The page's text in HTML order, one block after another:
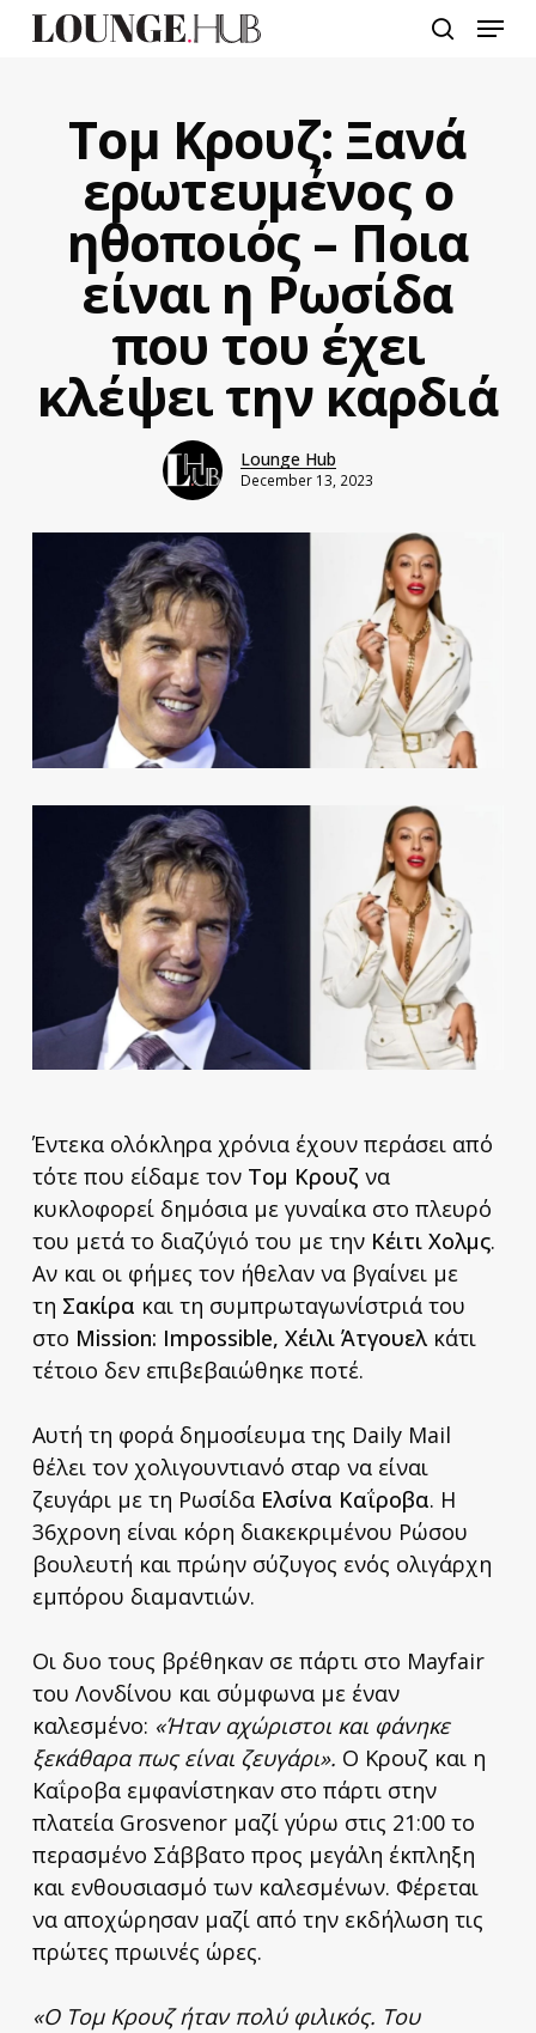
Menu
Τομ Κρουζ: Ξανά
ερωτευμένος ο
ηθοποιός – Ποια
είναι η Ρωσίδα
που του έχει
κλέψει την καρδιά
Lounge Hub
December 13, 2023
Έντεκα ολόκληρα χρόνια έχουν περάσει από
τότε που είδαμε τον Τομ Κρουζ να
κυκλοφορεί δημόσια με γυναίκα στο πλευρό
του μετά το διαζύγιό του με την Κέιτι Χολμς.
Αν και οι φήμες τον ήθελαν να βγαίνει με
τη Σακίρα και τη συμπρωταγωνίστριά του
στο Mission: Impossible, Χέιλι Άτγουελκάτι
τέτοιο δεν επιβεβαιώθηκε ποτέ.
Αυτή τη φορά δημοσίευμα της Daily Mail
θέλει τον χολιγουντιανό σταρ να είναι
ζευγάρι με τη Ρωσίδα Ελσίνα Καΐροβα. Η
36χρονη είναι κόρη διακεκριμένου Ρώσου
βουλευτή και πρώην σύζυγος ενός ολιγάρχη
εμπόρου διαμαντιών.
Οι δυο τους βρέθηκαν σε πάρτι στο Mayfair
του Λονδίνου και σύμφωνα με έναν
καλεσμένο: «Ήταν αχώριστοι και φάνηκε
ξεκάθαρα πως είναι ζευγάρι». Ο Κρουζ και η
Καΐροβα εμφανίστηκαν στο πάρτι στην
πλατεία Grosvenor μαζί γύρω στις 21:00 το
περασμένο Σάββατο προς μεγάλη έκπληξη
και ενθουσιασμό των καλεσμένων. Φέρεται
να αποχώρησαν μαζί από την εκδήλωση τις
πρώτες πρωινές ώρες.
«Ο Τομ Κρουζ ήταν πολύ φιλικός. Του